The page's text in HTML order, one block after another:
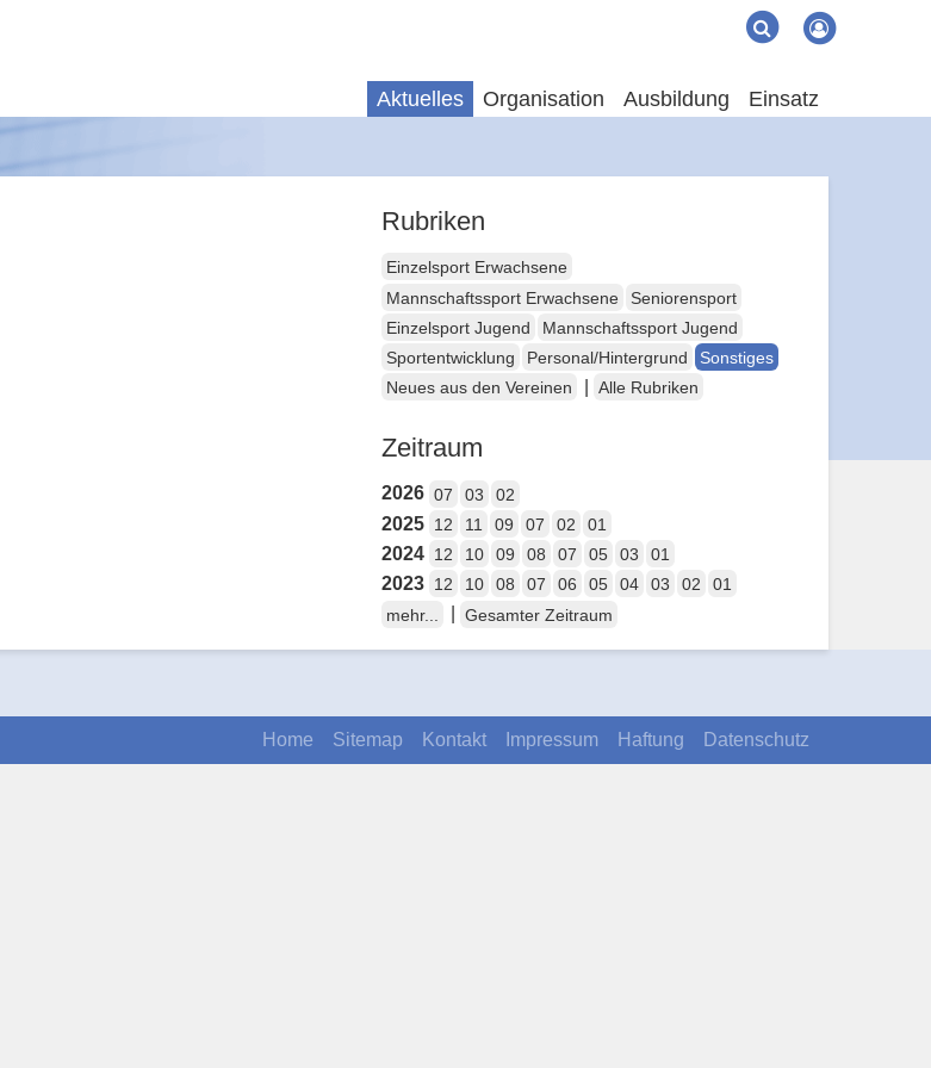
Suche Suchen
Aktuelles Organisation Ausbildung Einsatz
Rubriken
Einzelsport Erwachsene
Mannschaftssport Erwachsene
Seniorensport
Einzelsport Jugend
Mannschaftssport Jugend
Sportentwicklung
Personal/Hintergrund
Sonstiges
Neues aus den Vereinen
Alle Rubriken
Zeitraum
2026 07 03 02
2025 12 11 09 07 02 01
2024 12 10 09 08 07 05 03 01
2023 12 10 08 07 06 05 04 03 02
01
mehr...
Gesamter Zeitraum
Home Sitemap Kontakt Impressum Haftung Datenschutz